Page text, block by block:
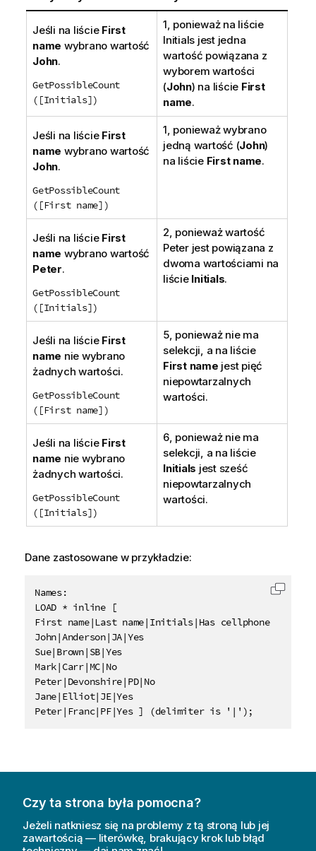
Jeśli na liście First
name wybrano wartość
John.
GetPossibleCount
([Initials])
1, ponieważ na liście
Initials jest jedna
wartość powiązana z
wyborem wartości
(John) na liście First
name.
Jeśli na liście First
name wybrano wartość
John.
GetPossibleCount
([First name])
1, ponieważ wybrano
jedną wartość (John)
na liście First name.
Jeśli na liście First
name wybrano wartość
Peter.
GetPossibleCount
([Initials])
2, ponieważ wartość
Peter jest powiązana z
dwoma wartościami na
liście Initials.
Jeśli na liście First
name nie wybrano
żadnych wartości.
GetPossibleCount
([First name])
5, ponieważ nie ma
selekcji, a na liście
First name jest pięć
niepowtarzalnych
wartości.
Jeśli na liście First
name nie wybrano
żadnych wartości.
GetPossibleCount
([Initials])
6, ponieważ nie ma
selekcji, a na liście
Initials jest sześć
niepowtarzalnych
wartości.
Dane zastosowane w przykładzie:
Names:
LOAD * inline [
First name|Last name|Initials|Has cellphone
John|Anderson|JA|Yes
Sue|Brown|SB|Yes
Mark|Carr|MC|No
Peter|Devonshire|PD|No
Jane|Elliot|JE|Yes
Peter|Franc|PF|Yes ] (delimiter is '|');
Czy ta strona była pomocna?
Jeżeli natkniesz się na problemy z tą stroną lub jej
zawartością — literówkę, brakujący krok lub błąd